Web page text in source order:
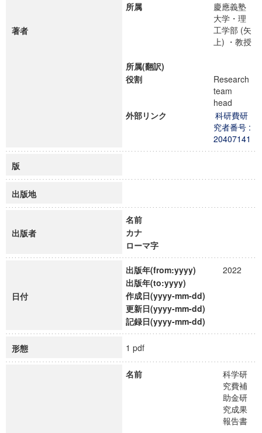
著者
所属
慶應義塾
大学・理
工学部 (矢
上) ・教授
所属(翻訳)
役割
Research
team
head
外部リンク
科研費研
究者番号 :
20407141
版
出版地
出版者
名前
カナ
ローマ字
日付
出版年(from:yyyy)
2022
出版年(to:yyyy)
作成日(yyyy-mm-dd)
更新日(yyyy-mm-dd)
記録日(yyyy-mm-dd)
形態 1 pdf
名前
科学研
究費補
助金研
究成果
報告書